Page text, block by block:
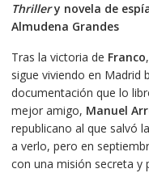
original
era:
actual
es:
Thrillery novela de
Almudena Grandes
Tras la victoria de Franco
sigue viviendo en Madrid
documentación que lo
mejor amigo, Manuel
republicano al que salvó
a verlo, pero en
con una misión secreta y